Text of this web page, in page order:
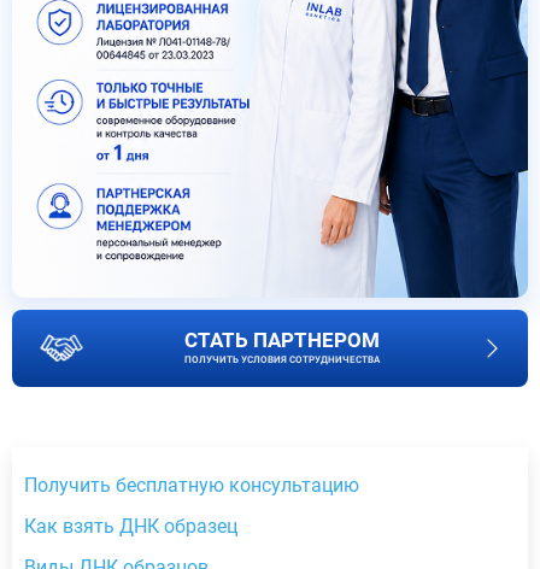
СТАТЬ ПАРТНЕРОМ
ПОЛУЧИТЬ УСЛОВИЯ СОТРУДНИЧЕСТВА
Получить бесплатную консультацию
Как взять ДНК образец